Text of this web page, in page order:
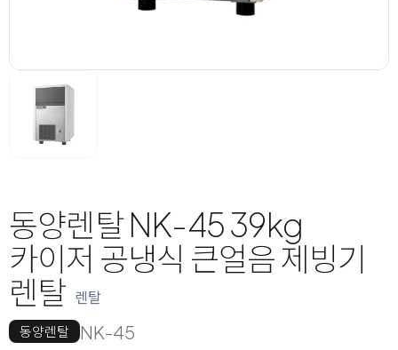
동양렌탈 NK-45 39kg
카이저 공냉식 큰얼음 제빙기
렌탈 렌탈
동양렌탈 NK-45